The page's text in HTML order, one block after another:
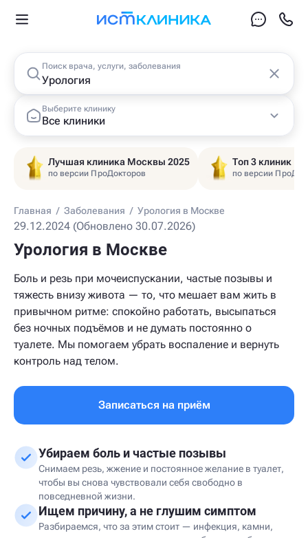
Поиск врача, услуги, заболевания
Выберите клинику
Все клиники
Лучшая клиника Москвы 2025
по версии ПроДокторов
Топ 3 клиник
по версии
Главная / Заболевания / Урология в Москве
29.12.2024 (Обновлено 30.07.2026)
Урология в Москве
Боль и резь при мочеиспускании, частые позывы и
тяжесть внизу живота — то, что мешает вам жить в
привычном ритме: спокойно работать, высыпаться
без ночных подъёмов и не думать постоянно о
туалете. Мы помогаем убрать воспаление и вернуть
контроль над телом.
Записаться на приём
Убираем боль и частые позывы
Снимаем резь, жжение и постоянное желание в туалет,
чтобы вы снова чувствовали себя свободно в
повседневной жизни.
Ищем причину, а не глушим симптом
Разбираемся, что за этим стоит — инфекция, камни,